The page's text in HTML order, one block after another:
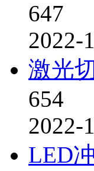
647
2022-
激光
654
2022-
LED